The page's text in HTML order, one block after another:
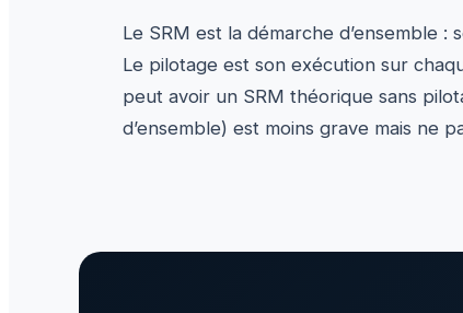
Le SRM est la démarche d’ensemble
Le pilotage est son exécution sur
peut avoir un SRM théorique sans
d’ensemble) est moins grave mais ne